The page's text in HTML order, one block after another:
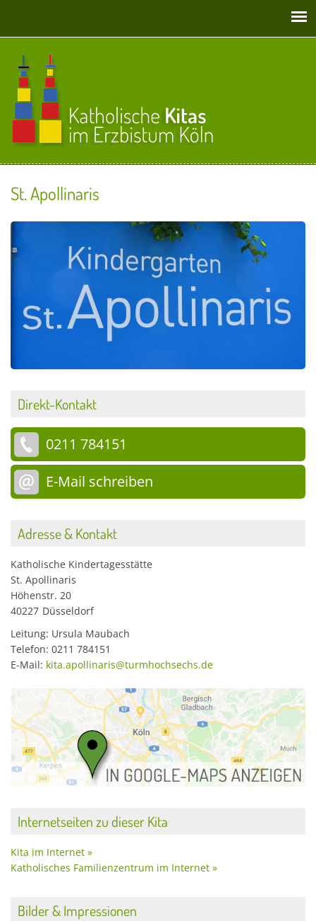
St. Apollinaris
Direkt-Kontakt
0211 784151
E-Mail schreiben
Adresse & Kontakt
Katholische Kindertagesstätte
St. Apollinaris
Höhenstr. 20
40227 Düsseldorf
Leitung: Ursula Maubach
Telefon: 0211 784151
E-Mail: kita.apollinaris@turmhochsechs.de
Internetseiten zu dieser Kita
Kita im Internet »
Katholisches Familienzentrum im Internet »
Bilder & Impressionen